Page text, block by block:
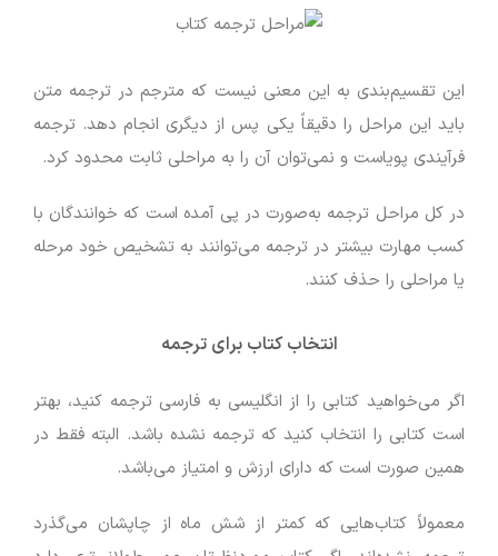
این تقسیم‌بندی به این معنی نیست که مترجم در ترجمه متن
باید این مراحل را دقیقاً یکی پس از دیگری انجام دهد. ترجمه
فرآیندی پویاست و نمی‌توان آن را به مراحلی ثابت محدود کرد.
در کل مراحل ترجمه به‌صورت در پی آمده است که خوانندگان با
کسب مهارت بیشتر در ترجمه می‌توانند به تشخیص خود مرحله
یا مراحلی را حذف کنند.
انتخاب کتاب برای ترجمه
اگر می‌خواهید کتابی را از انگلیسی به فارسی ترجمه کنید، بهتر
است کتابی را انتخاب کنید که ترجمه نشده باشد. البته فقط در
همین صورت است که دارای ارزش و امتیاز می‌باشد.
معمولاً کتاب‌هایی که کمتر از شش ماه از چاپشان می‌گذرد